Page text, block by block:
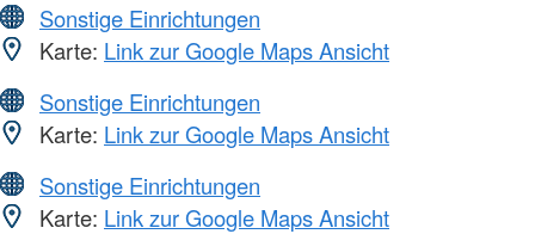
Sonstige Einrichtungen
Karte: Link zur Google Maps Ansicht
Sonstige Einrichtungen
Karte: Link zur Google Maps Ansicht
Sonstige Einrichtungen
Karte: Link zur Google Maps Ansicht